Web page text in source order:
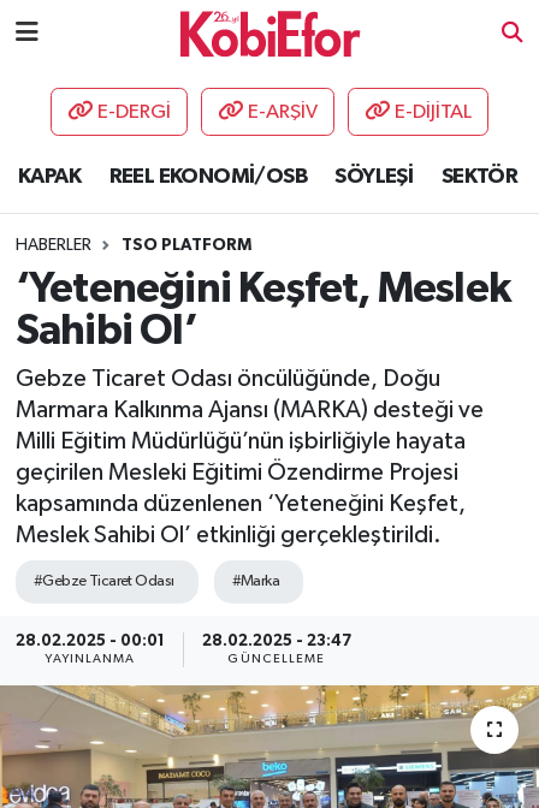
E-DERGİ E-ARŞİV E-DİJİTAL
KAPAK REEL EKONOMİ/OSB SÖYLEŞİ SEKTÖR
HABERLER TSO PLATFORM
‘Yeteneğini Keşfet, Meslek
Sahibi Ol’
Gebze Ticaret Odası öncülüğünde, Doğu
Marmara Kalkınma Ajansı (MARKA) desteği ve
Milli Eğitim Müdürlüğü’nün işbirliğiyle hayata
geçirilen Mesleki Eğitimi Özendirme Projesi
kapsamında düzenlenen ‘Yeteneğini Keşfet,
Meslek Sahibi Ol’ etkinliği gerçekleştirildi.
#Gebze Ticaret Odası #Marka
28.02.2025 - 00:01
YAYINLANMA
28.02.2025 - 23:47
GÜNCELLEME
AKADEMİ
DESTEK-TEŞVİK
ETKİNLİK
GÜNCEL
HABERLER
KAPAK
SEKTÖR
ŞİRKET PANO
SÖYLEŞİ
ÜLKE